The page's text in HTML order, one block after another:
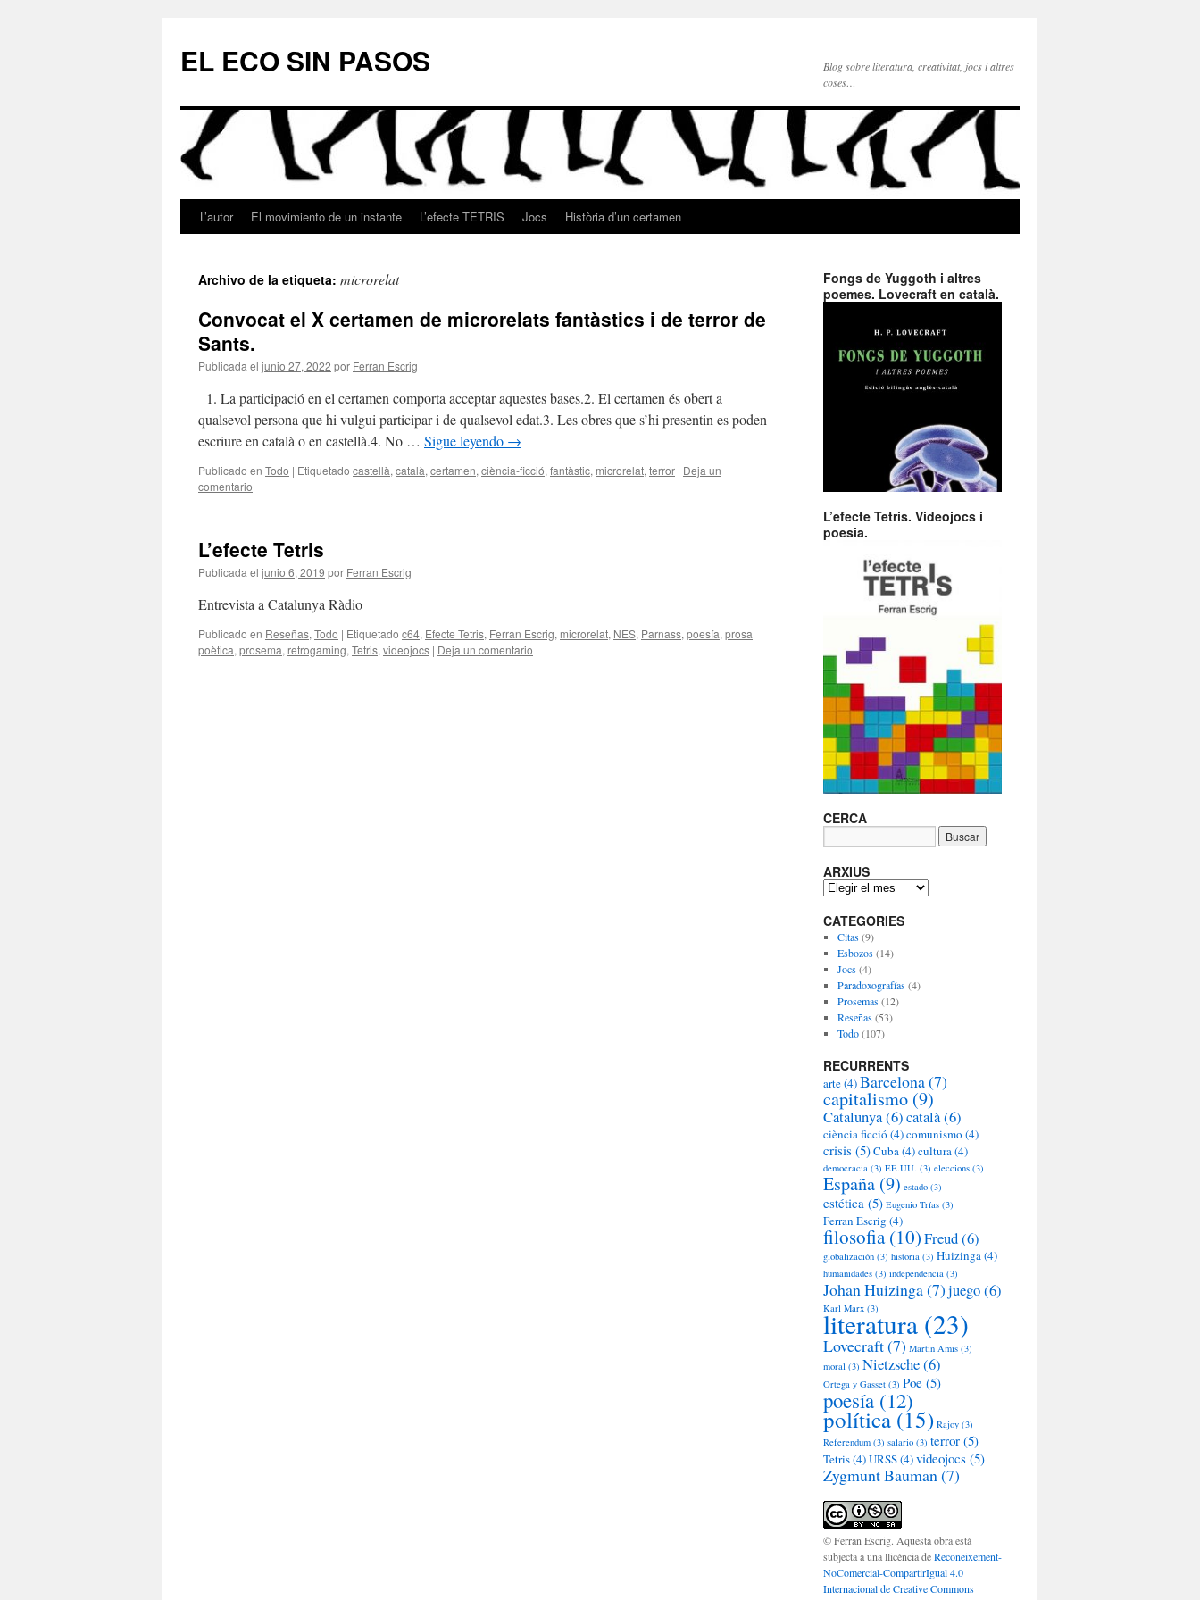
contenido
EL ECO SIN PASOS
Blog sobre literatura, creativitat, jocs i altres
coses…
L’autor El movimiento de un instante L’efecte TETRIS Jocs Història d’un certamen
Archivo de la etiqueta: microrelat
Convocat el X certamen de microrelats fantàstics i de terror de
Sants.
Publicada el junio 27, 2022 por Ferran Escrig
1. La participació en el certamen comporta acceptar aquestes bases.2. El certamen és obert a
qualsevol persona que hi vulgui participar i de qualsevol edat.3. Les obres que s’hi presentin es poden
escriure en català o en castellà.4. No … Sigue leyendo →
Publicado en Todo | Etiquetado castellà, català, certamen, ciència-ficció, fantàstic, microrelat, terror | Deja un
comentario
L’efecte Tetris
Publicada el junio 6, 2019 por Ferran Escrig
Entrevista a Catalunya Ràdio
Publicado en Reseñas, Todo | Etiquetado c64, Efecte Tetris, Ferran Escrig, microrelat, NES, Parnass, poesía, prosa
poètica, prosema, retrogaming, Tetris, videojocs | Deja un comentario
Fongs de Yuggoth i altres
poemes. Lovecraft en català.
L’efecte Tetris. Videojocs i
poesia.
CERCA
ARXIUS
A
X
I
U
S
CATEGORIES
Citas(9)
Esbozos(14)
Jocs(4)
Paradoxografías(4)
Prosemas(12)
Reseñas(53)
Todo(107)
RECURRENTS
arte(4)Barcelona(7)
capitalismo (9)
Catalunya(6)català(6)
ciència ficció (4)comunismo (4)
crisis (5)Cuba(4)cultura(4)
democracia (3) EE.UU. (3) eleccions (3)
España (9) estado (3)
estética (5) Eugenio Trías (3)
Ferran Escrig (4)
filosofia(10)Freud(6)
globalización (3) historia (3) Huizinga(4)
humanidades (3) independencia (3)
Johan Huizinga(7)juego(6)
Karl Marx (3)
literatura (23)
Lovecraft(7) Martin Amis (3)
moral (3) Nietzsche(6)
Ortega y Gasset (3) Poe (5)
poesía (12)
política (15) Rajoy (3)
Referendum (3) salario (3) terror (5)
Tetris(4)URSS(4)videojocs (5)
Zygmunt Bauman(7)
© Ferran Escrig. Aquesta obra està
subjecta a una llicència deReconeixement-
NoComercial-CompartirIgual 4.0
Internacional de Creative Commons